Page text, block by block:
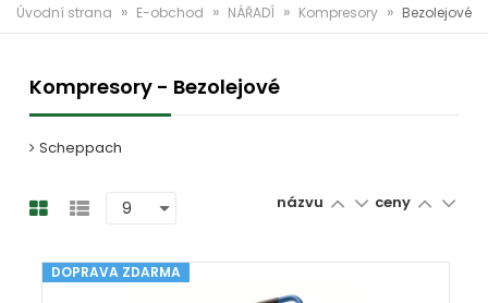
Úvodní strana » E-obchod » NÁŘADÍ » Kompresory » Bezolejové
Kompresory - Bezolejové
Scheppach
názvu ceny
DOPRAVA ZDARMA